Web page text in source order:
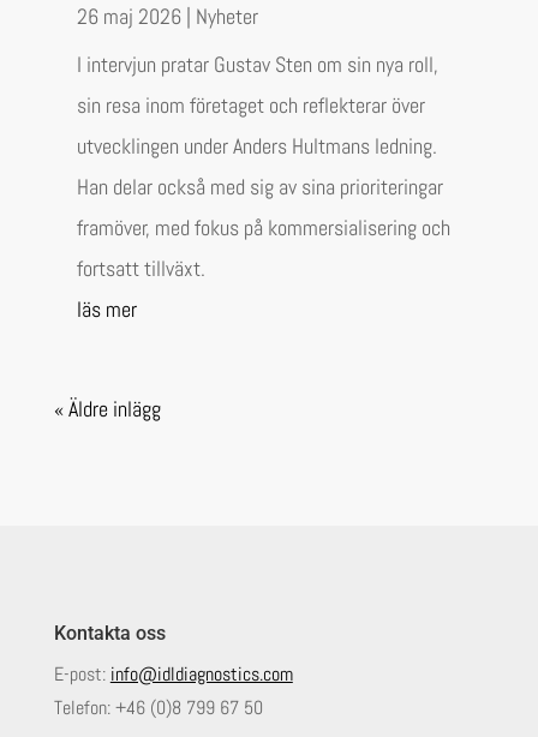
26 maj 2026| Nyheter
I intervjun pratar Gustav Sten om sin nya roll,
sin resa inom företaget och reflekterar över
utvecklingen under Anders Hultmans ledning.
Han delar också med sig av sina prioriteringar
framöver, med fokus på kommersialisering och
fortsatt tillväxt.
läs mer
« Äldre inlägg
Kontakta oss
E-post: info@idldiagnostics.com
Telefon:+46 (0)8 799 67 50